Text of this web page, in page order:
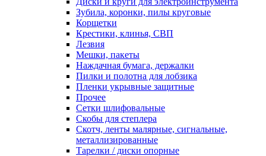
Зубила, коронки, пилы круговые
Корщетки
Крестики, клинья, СВП
Лезвия
Мешки, пакеты
Наждачная бумага, держалки
Пилки и полотна для лобзика
Пленки укрывные защитные
Прочее
Сетки шлифовальные
Скобы для степлера
Скотч, ленты малярные, сигнальные,
металлизированные
Тарелки / диски опорные